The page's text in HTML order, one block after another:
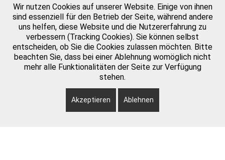
geschützten Werke nicht vervielfältigt werden.
LIZENSEN BILDER & VIDEOS
___________
Hier können kostengünstige Lizensen der Bilder & Videos
Bilder-Galerie Shutterstock
Wir nutzen Cookies auf unserer Website. Einige von ihnen
sind essenziell für den Betrieb der Seite, während andere
uns helfen, diese Website und die Nutzererfahrung zu
verbessern (Tracking Cookies). Sie können selbst
entscheiden, ob Sie die Cookies zulassen möchten. Bitte
beachten Sie, dass bei einer Ablehnung womöglich nicht
mehr alle Funktionalitäten der Seite zur Verfügung
stehen.
Akzeptieren Ablehnen